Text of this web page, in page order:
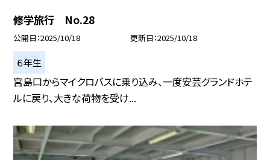
修学旅行 No.28
公開日 2025/10/18 更新日 2025/10/18
６年生
宮島口からマイクロバスに乗り込み、一度安芸グランドホテ
ルに戻り、大きな荷物を受け...